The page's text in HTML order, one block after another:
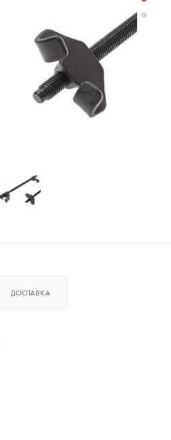
ДОСТАВКА